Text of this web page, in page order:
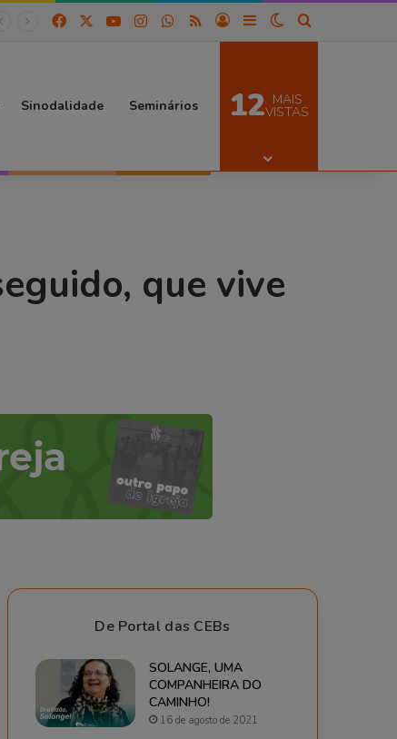
Facebook YouTubeInstagramWhatsApp
RSS Entrar Barra Lateral
Switch skin
Procurar por
Sinodalidade Seminários 12 MAIS
VISTAS
que vive
De Portal das CEBs
SOLANGE, UMA
COMPANHEIRA DO
CAMINHO!
16 de agosto de 2021